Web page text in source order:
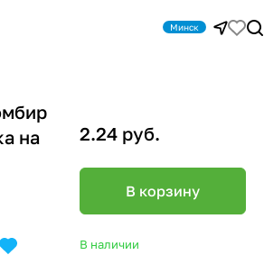
Минск
на
2.24 руб.
В корзину
В наличии